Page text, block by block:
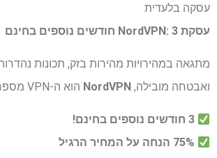
עסקה בלעדית
עסקת NordVPN: 3 חודשים נוספים בחינם
מתגאה במהירויות מהירות בזק, תכונות
ואבטחה מובילה, NordVPN הוא ה-VPN מספר 1 שלנו.
3 חודשים נוספים בחינם!